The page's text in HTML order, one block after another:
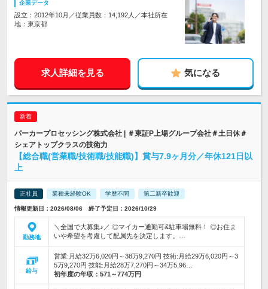
企業データ
設立：2012年10月／従業員数：14,192人／本社所在
地：東京都
求人詳細を見る 気になる
パーカープロセッシング株式会社 | ＃東証P上場グループ会社＃土日休＃
シェアトップクラスの技術力
【総合職(営業職/技術職/技能職)】賞与7.9ヶ月分／年休121日以
上
正社員 業種未経験OK 学歴不問 第二新卒歓迎
情報更新日：2026/08/06 終了予定日：2026/10/29
勤務地
＼全国で大募集♪／ ◎マイカー通勤可&駐車場無料！ ◎お住ま
いや希望を考慮して配属先を決定します。…
給与
営業:月給32万6,020円～38万9,270円 技術:月給29万6,020円～3
5万9,270円 技能:月給28万7,270円～34万5,96…
初年度の年収： 571～774万円